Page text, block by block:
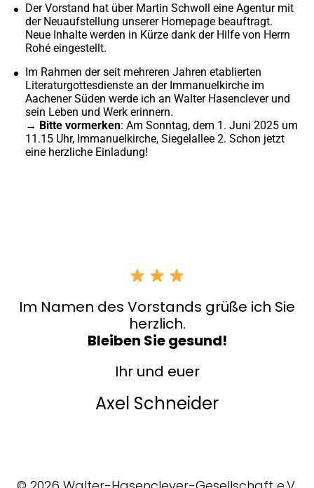
Der Vorstand hat über Martin Schwoll eine Agentur mit
der Neuaufstellung unserer Homepage beauftragt.
Neue Inhalte werden in Kürze dank der Hilfe von Herrn
Rohé eingestellt.
Im Rahmen der seit mehreren Jahren etablierten
Literaturgottesdienste an der Immanuelkirche im
Aachener Süden werde ich an Walter Hasenclever und
sein Leben und Werk erinnern.
→ Bitte vormerken: Am Sonntag, dem 1. Juni 2025 um
11.15 Uhr, Immanuelkirche, Siegelallee 2. Schon jetzt
eine herzliche Einladung!
Im Namen des Vorstands grüße ich Sie
herzlich.
Bleiben Sie gesund!
Ihr und euer
Axel Schneider